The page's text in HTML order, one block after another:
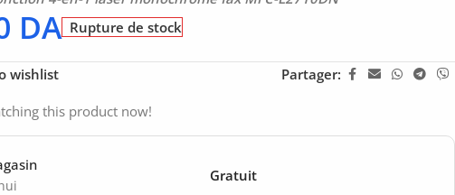
DA Rupture de stock
wishlist Partager:
this product now!
Gratuit